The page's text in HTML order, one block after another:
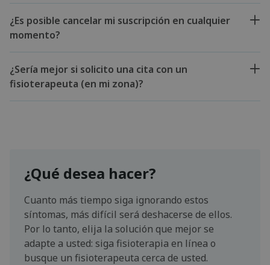
¿Es posible cancelar mi suscripción en cualquier
momento?
¿Sería mejor si solicito una cita con un
fisioterapeuta (en mi zona)?
¿Qué desea hacer?
Cuanto más tiempo siga ignorando estos
síntomas, más difícil será deshacerse de ellos.
Por lo tanto, elija la solución que mejor se
adapte a usted: siga fisioterapia en línea o
busque un fisioterapeuta cerca de usted.